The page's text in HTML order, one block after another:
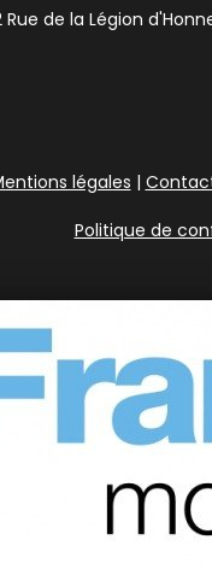
Rue de la Légion
légales |
Politique de